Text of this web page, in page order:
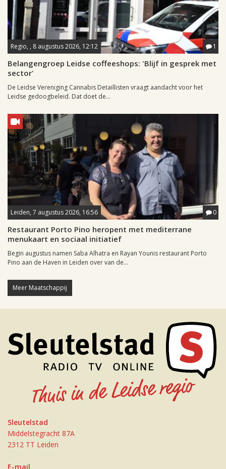
Regio, , 8 augustus 2026, 12:12 1
Belangengroep Leidse coffeeshops: 'Blijf in gesprek met
sector'
De Leidse Vereniging Cannabis Detaillisten vraagt aandacht voor het
Leidse gedoogbeleid. Dat doet de...
Leiden, 7 augustus 2026, 16:56 0
Restaurant Porto Pino heropent met mediterrane
menukaart en sociaal initiatief
Begin augustus namen Saba Alhatra en Rayan Younis restaurant Porto
Pino aan de Haven in Leiden over van de...
Meer Maatschappij
Sleutelstad
Middelstegracht 87A
2312 TT Leiden
E-mail